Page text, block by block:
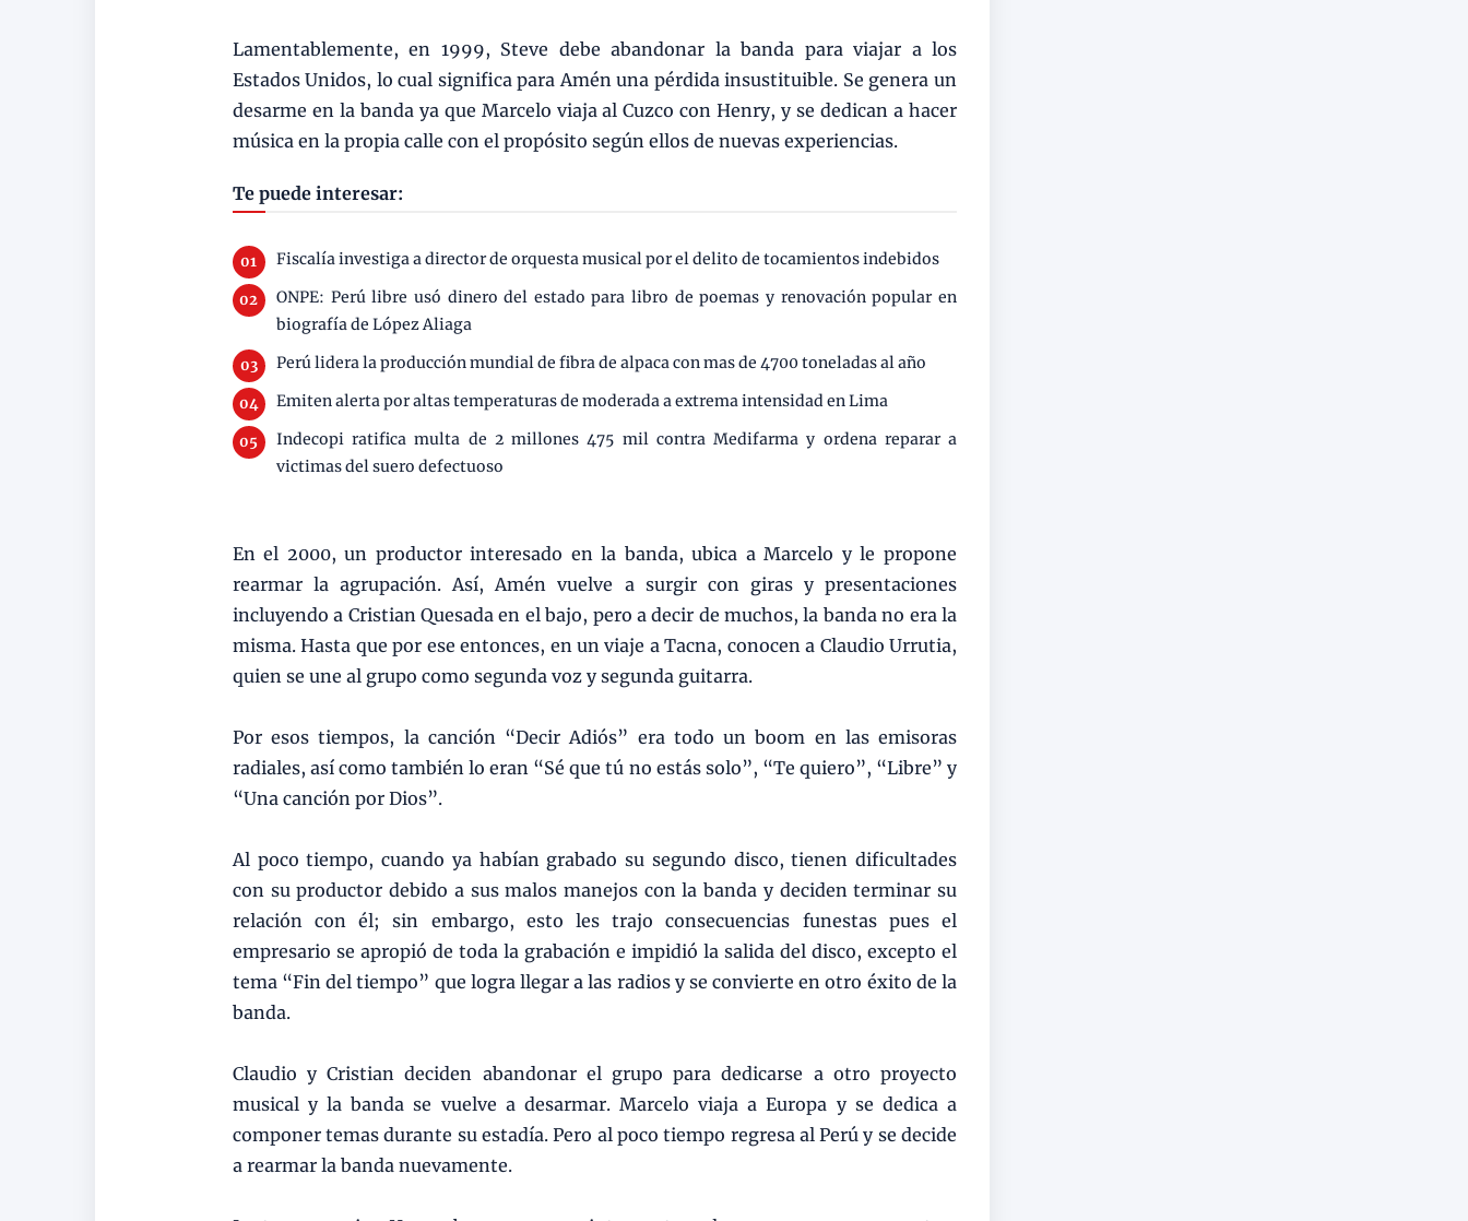
Lamentablemente, en 1999, Steve debe abandonar la banda para viajar a los
Estados Unidos, lo cual significa para Amén una pérdida insustituible. Se genera un
desarme en la banda ya que Marcelo viaja al Cuzco con Henry, y se dedican a hacer
música en la propia calle con el propósito según ellos de nuevas experiencias.
Te puede interesar:
Fiscalía investiga a director de orquesta musical por el delito de tocamientos indebidos
ONPE: Perú libre usó dinero del estado para libro de poemas y renovación popular en
biografía de López Aliaga
Perú lidera la producción mundial de fibra de alpaca con mas de 4700 toneladas al año
Emiten alerta por altas temperaturas de moderada a extrema intensidad en Lima
Indecopi ratifica multa de 2 millones 475 mil contra Medifarma y ordena reparar a
victimas del suero defectuoso
En el 2000, un productor interesado en la banda, ubica a Marcelo y le propone
rearmar la agrupación. Así, Amén vuelve a surgir con giras y presentaciones
incluyendo a Cristian Quesada en el bajo, pero a decir de muchos, la banda no era la
misma. Hasta que por ese entonces, en un viaje a Tacna, conocen a Claudio Urrutia,
quien se une al grupo como segunda voz y segunda guitarra.
Por esos tiempos, la canción “Decir Adiós” era todo un boom en las emisoras
radiales, así como también lo eran “Sé que tú no estás solo”, “Te quiero”, “Libre” y
“Una canción por Dios”.
Al poco tiempo, cuando ya habían grabado su segundo disco, tienen dificultades
con su productor debido a sus malos manejos con la banda y deciden terminar su
relación con él; sin embargo, esto les trajo consecuencias funestas pues el
empresario se apropió de toda la grabación e impidió la salida del disco, excepto el
tema “Fin del tiempo” que logra llegar a las radios y se convierte en otro éxito de la
banda.
Claudio y Cristian deciden abandonar el grupo para dedicarse a otro proyecto
musical y la banda se vuelve a desarmar. Marcelo viaja a Europa y se dedica a
componer temas durante su estadía. Pero al poco tiempo regresa al Perú y se decide
a rearmar la banda nuevamente.